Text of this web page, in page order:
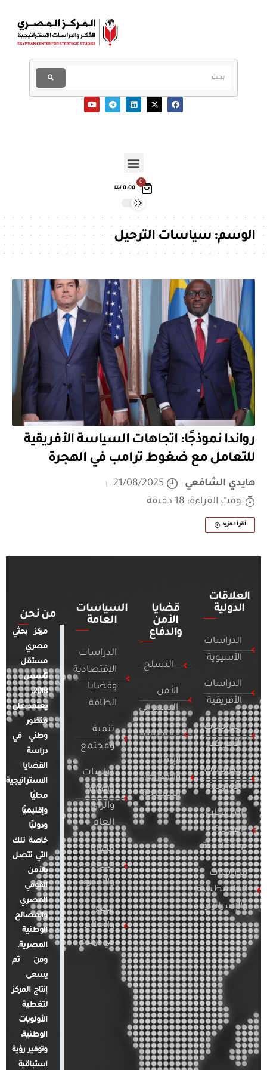
0
EGP0.00
الوسم:سياسات الترحيل
رواندا نموذجًا: اتجاهات السياسة الأفريقية
للتعامل مع ضغوط ترامب في الهجرة
هايدي الشافعي
21/08/2025
وقت القراءة: 18 دقيقة
أقرأ المزيد
العلاقات
الدولية
الدراسات
الآسيوية
الدراسات
الأفريقية
الدراسات
الأمريكية
الدراسات
الأوروبية
الدراسات
العربية
والإقليمية
الدراسات
الفلسطينية
والإسرائيلية
قضايا
الأمن
والدفاع
التسلح
الأمن
السيبراني
التطرف
الإرهاب
والصراعات
المسلحة
السياسات
العامة
الدراسات
الاقتصادية
وقضايا
الطاقة
تنمية
ومجتمع
دراسات
الإعلام
والرأي
العام
قضايا
المرأة
والأسرة
مصر
والعالم
في أرقام
من نحن
مركز بحثي
مصري
مستقل
تأسس
2018.
يعتمد على
منظور
وطني في
دراسة
القضايا
الاستراتيجية
محليًا
وإقليميًا
ودوليًا
خاصة تلك
التي تتصل
بالأمن
القومي
المصري
والمصالح
الوطنية
المصرية.
ومن ثم
يسعى
إنتاج المركز
لتغطية
الأولويات
الوطنية،
وتوفير رؤية
استباقية